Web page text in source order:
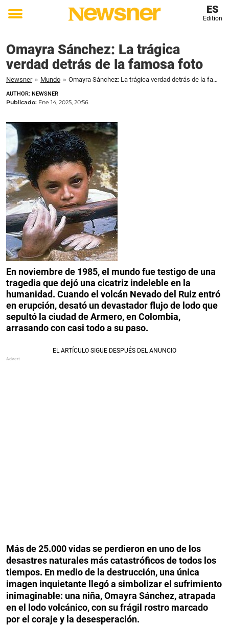
Toggle
ES
Edition
Omayra Sánchez: La trágica
verdad detrás de la famosa foto
Newsner » Mundo » Omayra Sánchez: La trágica verdad detrás de la famosa foto
AUTHOR: NEWSNER
Publicado: Ene 14, 2025, 20:56
En noviembre de 1985, el mundo fue testigo de una
tragedia que dejó una cicatriz indeleble en la
humanidad. Cuando el volcán Nevado del Ruiz entró
en erupción, desató un devastador flujo de lodo que
sepultó la ciudad de Armero, en Colombia,
arrasando con casi todo a su paso.
Más de 25.000 vidas se perdieron en uno de los
desastres naturales más catastróficos de todos los
tiempos. En medio de la destrucción, una única
imagen inquietante llegó a simbolizar el sufrimiento
inimaginable: una niña, Omayra Sánchez, atrapada
en el lodo volcánico, con su frágil rostro marcado
por el coraje y la desesperación.